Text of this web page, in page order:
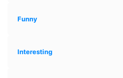
Funny
Interesting